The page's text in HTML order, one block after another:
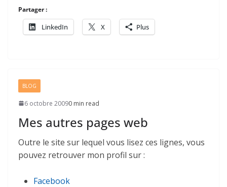
Partager :
LinkedIn X Plus
BLOG
6 octobre 20090 min read
Mes autres pages web
Outre le site sur lequel vous lisez ces lignes, vous
pouvez retrouver mon profil sur :
Facebook